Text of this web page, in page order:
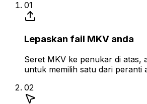
01
Lepaskan fail MKV anda
Seret MKV ke penukar di atas,
untuk memilih satu dari peranti
02